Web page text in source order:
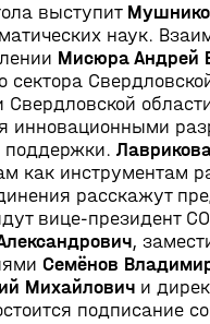
выступит
наук.
Мисюра Андрей
инновационными
поддержки.
как инструментам
расскажут
вице-президент
,
Семёнов
Михайлович и
подписание